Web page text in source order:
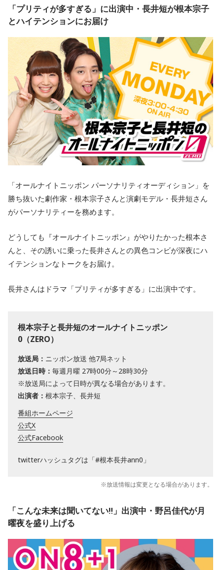
「プリティが多すぎる」に出演中・長井短が根本宗子
とハイテンションにお届け
「オールナイトニッポン パーソナリティオーディション」を
勝ち抜いた劇作家・根本宗子さんと演劇モデル・長井短さん
がパーソナリティーを務めます。
どうしても『オールナイトニッポン』がやりたかった根本さ
んと、その誘いに乗った長井さんとの異色コンビが深夜にハ
イテンションなトークをお届け。
長井さんはドラマ「プリティが多すぎる」に出演中です。
根本宗子と長井短のオールナイトニッポン
0（ZERO）
放送局： ニッポン放送 他7局ネット
放送日時： 毎週月曜 27時00分～28時30分
※放送局によって日時が異なる場合があります。
出演者： 根本宗子、長井短
番組ホームページ
公式X
公式Facebook
twitterハッシュタグは「#根本長井ann0」
※放送情報は変更となる場合があります。
「こんな未来は聞いてない‼」出演中・野呂佳代が月
曜夜を盛り上げる